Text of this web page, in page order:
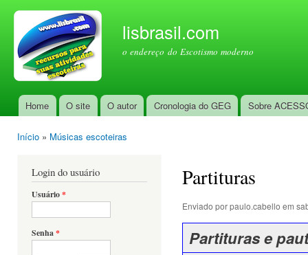
lisbrasil.com
o endereço do Escotismo moderno
Menu principal
Home O site O autor Cronologia do GEG Sobre
Início » Músicas escoteiras
Login do usuário
Usuário*
Senha*
Partituras
Enviado porpaulo.cabello em
Partituras e